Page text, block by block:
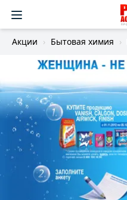
Акции Бытовая химия